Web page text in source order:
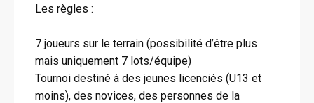
Les règles :
7 joueurs sur le terrain (possibilité d’être plus
mais uniquement 7 lots/équipe)
Tournoi destiné à des jeunes licenciés (U13 et
moins), des novices, des personnes de la